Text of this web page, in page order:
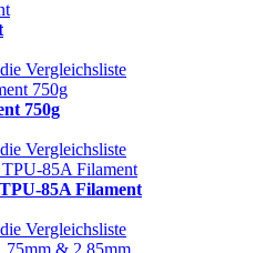
Vergleichsliste
750g
Vergleichsliste
85A Filament
Vergleichsliste